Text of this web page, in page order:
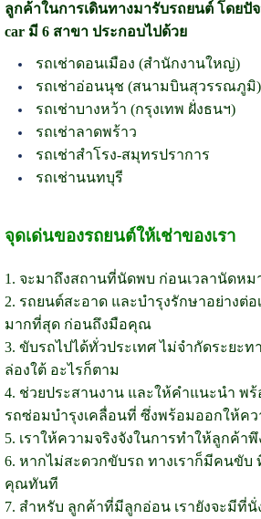
ลูกค้าในการเดินทางมารับรถยนต์ โดยปั
car มี 6 สาขา ประกอบไปด้วย
รถเช่าดอนเมือง (สำนักงานใหญ่)
รถเช่าอ่อนนุช (สนามบินสุวรรณภูมิ)
รถเช่าบางหว้า (กรุงเทพ ฝั่งธนฯ)
รถเช่าลาดพร้าว
รถเช่าสำโรง-สมุทรปราการ
รถเช่านนทบุรี
จุดเด่นของรถยนต์ให้เช่าของเรา
1. จะมาถึงสถานที่นัดพบ ก่อนเวลานัดหม
2. รถยนต์สะอาด และบำรุงรักษาอย่างต่
มากที่สุด ก่อนถึงมือคุณ
3. ขับรถไปได้ทั่วประเทศ ไม่จำกัดระยะท
ล่องใต้ อะไรก็ตาม
4. ช่วยประสานงาน และให้คำแนะนำ พ
รถซ่อมบำรุงเคลื่อนที่ ซึ่งพร้อมออกให้ค
5. เราให้ความจริงจังในการทำให้ลูกค้า
6. หากไม่สะดวกขับรถ ทางเราก็มีคนขั
คุณทันที
7. สำหรับ ลูกค้าที่มีลูกอ่อน เรายังจะมีที่นั่